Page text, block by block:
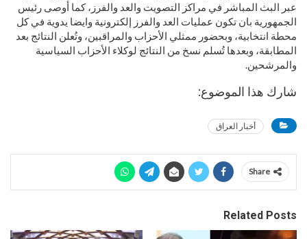
عبر البث المباشر في مراكز التصويت والعد والفرز، كما أوصى رئيس
الجمهورية بان تكون عمليات العد والفرز إلكترونية وايضا يدوية في كل
محطة انتخابية، وبحضور ممثلي الأحزاب والمراقبين، وتُعلن النتائج بعد
المطابقة، وبعدها تُسلم نسخ من النتائج لوكلاء الأحزاب السياسية
والمرشحين.
شارك هذا الموضوع:
أخبار العراق
Share
Related Posts